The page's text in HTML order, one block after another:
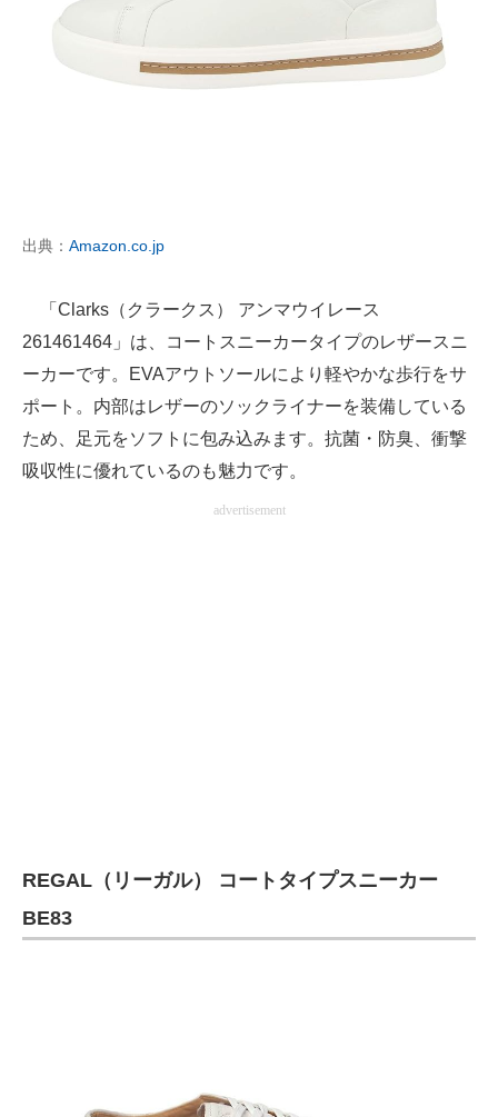
出典： Amazon.co.jp
「Clarks（クラークス） アンマウイレース
261461464」は、コートスニーカータイプのレザースニ
ーカーです。EVAアウトソールにより軽やかな歩行をサ
ポート。内部はレザーのソックライナーを装備している
ため、足元をソフトに包み込みます。抗菌・防臭、衝撃
吸収性に優れているのも魅力です。
advertisement
REGAL（リーガル） コートタイプスニーカー
BE83